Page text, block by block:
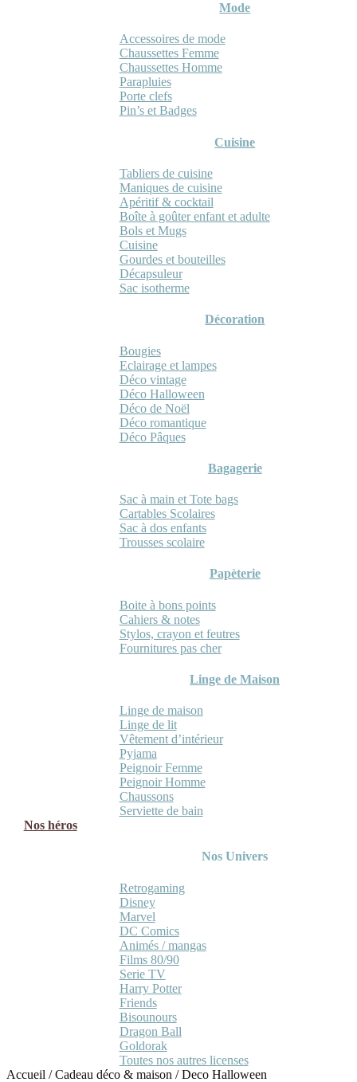
Mode
Accessoires de mode
Chaussettes Femme
Chaussettes Homme
Parapluies
Porte clefs
Pin’s et Badges
Cuisine
Tabliers de cuisine
Maniques de cuisine
Apéritif & cocktail
Boîte à goûter enfant et adulte
Bols et Mugs
Cuisine
Gourdes et bouteilles
Décapsuleur
Sac isotherme
Décoration
Bougies
Eclairage et lampes
Déco vintage
Déco Halloween
Déco de Noël
Déco romantique
Déco Pâques
Bagagerie
Sac à main et Tote bags
Cartables Scolaires
Sac à dos enfants
Trousses scolaire
Papèterie
Boite à bons points
Cahiers & notes
Stylos, crayon et feutres
Fournitures pas cher
Linge de Maison
Linge de maison
Linge de lit
Vêtement d’intérieur
Pyjama
Peignoir Femme
Peignoir Homme
Chaussons
Serviette de bain
Nos héros
Nos Univers
Retrogaming
Disney
Marvel
DC Comics
Animés / mangas
Films 80/90
Serie TV
Harry Potter
Friends
Bisounours
Dragon Ball
Goldorak
Toutes nos autres licenses
Accueil /Cadeau déco & maison /Deco Halloween